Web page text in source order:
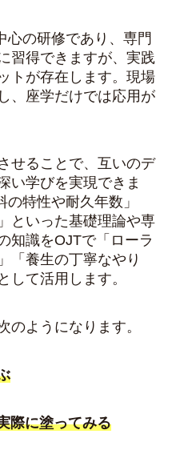
心の研修であり、専門
習得できますが、実践
トが存在します。現場
、座学だけでは応用が
せることで、互いのデ
い学びを実現できま
特性や耐久年数」
といった基礎理論や専
知識をOJTで「ローラ
「養生の丁寧なやり
して活用します。
のようになります。
際に塗ってみる